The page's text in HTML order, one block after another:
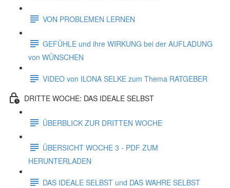
VON PROBLEMEN LERNEN
GEFÜHLE und ihre WIRKUNG bei der AUFLADUNG
von WÜNSCHEN
VIDEO von ILONA SELKE zum Thema RATGEBER
DRITTE WOCHE: DAS IDEALE SELBST
ÜBERBLICK ZUR DRITTEN WOCHE
ÜBERSICHT WOCHE 3 - PDF ZUM
HERUNTERLADEN
DAS IDEALE SELBST und DAS WAHRE SELBST